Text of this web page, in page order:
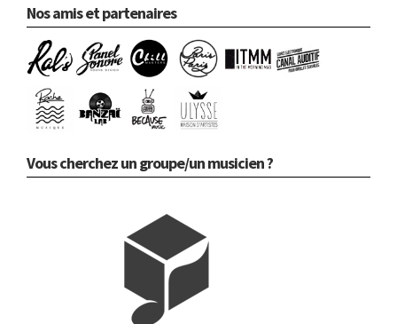
Nos amis et partenaires
Vous cherchez un groupe/un musicien ?